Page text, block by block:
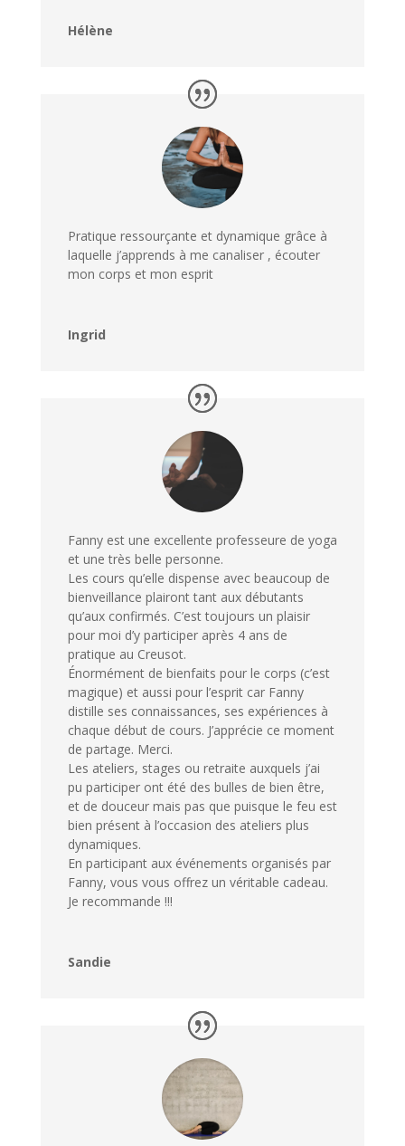
Hélène
Pratique ressourçante et dynamique grâce à
laquelle j’apprends à me canaliser , écouter
mon corps et mon esprit
Ingrid
Fanny est une excellente professeure de yoga
et une très belle personne.
Les cours qu’elle dispense avec beaucoup de
bienveillance plairont tant aux débutants
qu’aux confirmés. C’est toujours un plaisir
pour moi d’y participer après 4 ans de
pratique au Creusot.
Énormément de bienfaits pour le corps (c’est
magique) et aussi pour l’esprit car Fanny
distille ses connaissances, ses expériences à
chaque début de cours. J’apprécie ce moment
de partage. Merci.
Les ateliers, stages ou retraite auxquels j’ai
pu participer ont été des bulles de bien être,
et de douceur mais pas que puisque le feu est
bien présent à l’occasion des ateliers plus
dynamiques.
En participant aux événements organisés par
Fanny, vous vous offrez un véritable cadeau.
Je recommande !!!
Sandie